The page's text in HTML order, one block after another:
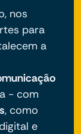
nos
para
a
- com
, como
e